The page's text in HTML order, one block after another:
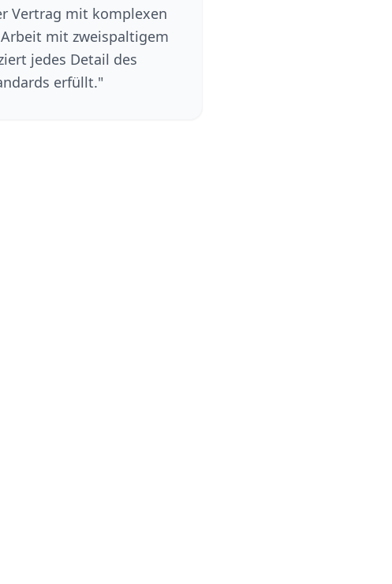
Vertrag mit komplexen
mit zweispaltigem
jedes Detail des
erfüllt."